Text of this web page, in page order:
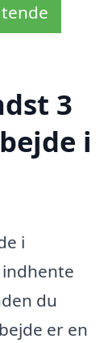
3
i
i
du
er en